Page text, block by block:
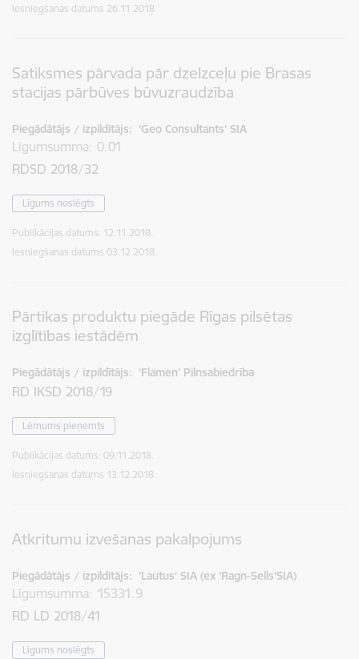
Iesniegšanas datums 26.11.2018.
Satiksmes pārvada pār dzelzceļu pie Brasas
stacijas pārbūves būvuzraudzība
Piegādātājs / izpildītājs: 'Geo Consultants' SIA
Līgumsumma 0.01
RDSD 2018/32
Līgums noslēgts
Publikācijas datums: 12.11.2018.
Iesniegšanas datums 03.12.2018.
Pārtikas produktu piegāde Rīgas pilsētas
izglītības iestādēm
Piegādātājs / izpildītājs: 'Flamen' Pilnsabiedrība
RD IKSD 2018/19
Lēmums pieņemts
Publikācijas datums: 09.11.2018.
Iesniegšanas datums 13.12.2018.
Atkritumu izvešanas pakalpojums
Piegādātājs / izpildītājs: 'Lautus' SIA (ex 'Ragn-Sells'SIA)
Līgumsumma 15331.9
RD LD 2018/41
Līgums noslēgts